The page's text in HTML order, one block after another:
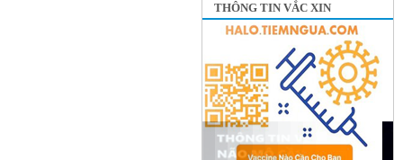
THÔNG TIN VẮC XIN